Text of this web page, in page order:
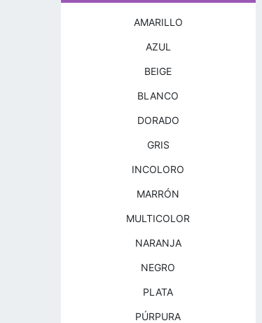
AMARILLO
AZUL
BEIGE
BLANCO
DORADO
GRIS
INCOLORO
MARRÓN
MULTICOLOR
NARANJA
NEGRO
PLATA
PÚRPURA